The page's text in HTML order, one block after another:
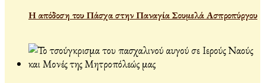
Η απόδοση του Πάσχα στην Παναγία Σουμελά Ασπροπύργου